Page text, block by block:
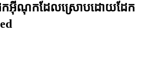
ែកអ៊ីណុកដែលស្រោបដោយដែក